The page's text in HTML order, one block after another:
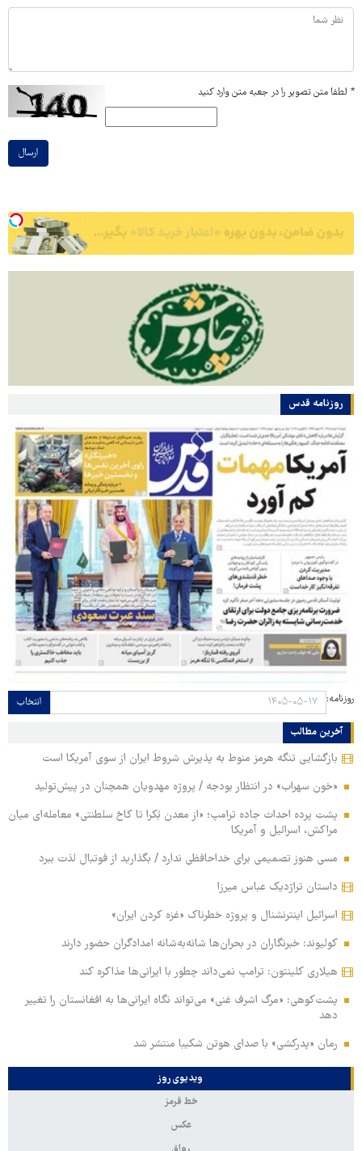
* لطفا متن تصویر را در جعبه متن وارد کنید
ارسال
روزنامه قدس
روزنامه: انتخاب
آخرین مطالب
بازگشایی تنگه هرمز منوط به پذیرش شروط ایران از سوی آمریکا است
«خون سهراب» در انتظار بودجه / پروژه مهدویان همچنان در پیش‌تولید
پشت پرده احداث جاده ترامپ؛ «از معدن بُکرا تا کاخ سلطنتی» معامله‌ای میان
مراکش، اسرائیل و آمریکا
مسی هنوز تصمیمی برای خداحافظی ندارد / بگذارید از فوتبال لذت ببرد
داستان تراژدیک عباس میرزا
اسرائیل اینترنشنال و پروژه خطرناک «غزه کردن ایران»
کولیوند: خبرنگاران در بحران‌ها شانه‌به‌شانه امدادگران حضور دارند
هیلاری کلینتون: ترامپ نمی‌داند چطور با ایرانی‌ها مذاکره کند
پشت‌کوهی: «مرگ اشرف غنی» می‌تواند نگاه ایرانی‌ها به افغانستان را تغییر
دهد
رمان «پدرکشی» با صدای هوتن شکیبا منتشر شد
ویدیوی روز
خط قرمز
عکس